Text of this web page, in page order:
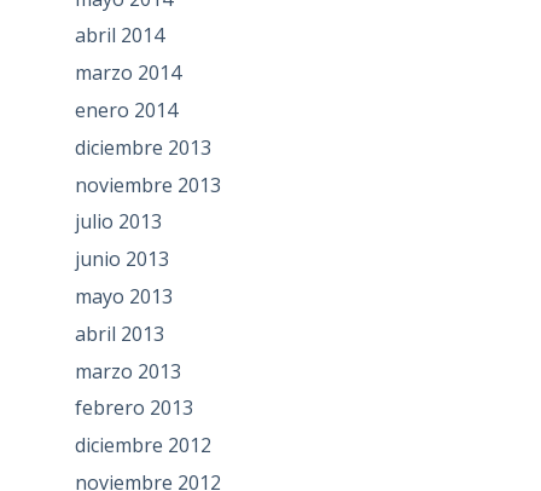
abril 2014
marzo 2014
enero 2014
diciembre 2013
noviembre 2013
julio 2013
junio 2013
mayo 2013
abril 2013
marzo 2013
febrero 2013
diciembre 2012
noviembre 2012